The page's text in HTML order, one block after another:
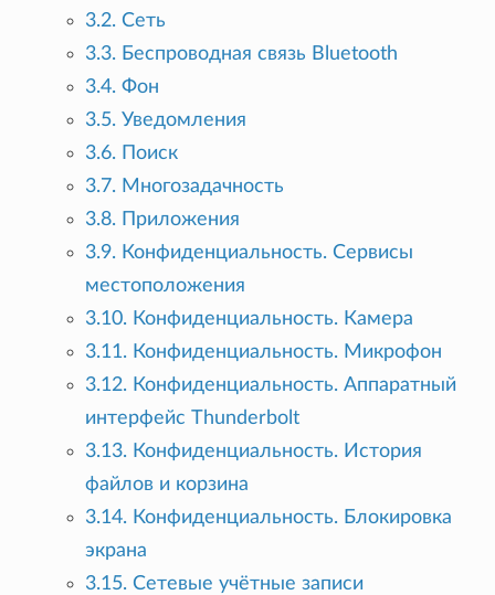
3.2. Сеть
3.3. Беспроводная связь Bluetooth
3.4. Фон
3.5. Уведомления
3.6. Поиск
3.7. Многозадачность
3.8. Приложения
3.9. Конфиденциальность. Сервисы
местоположения
3.10. Конфиденциальность. Камера
3.11. Конфиденциальность. Микрофон
3.12. Конфиденциальность. Аппаратный
интерфейс Thunderbolt
3.13. Конфиденциальность. История
файлов и корзина
3.14. Конфиденциальность. Блокировка
экрана
3.15. Сетевые учётные записи